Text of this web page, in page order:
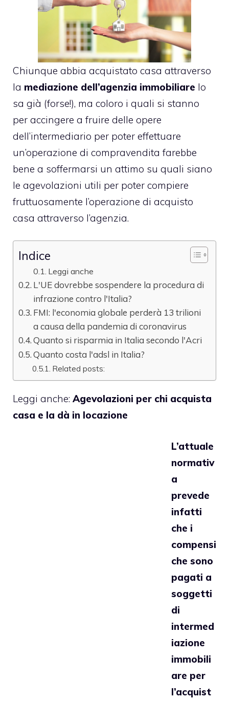
Chiunque abbia acquistato casa attraverso
la mediazione dell’agenzia immobiliare lo
sa già (forse!), ma coloro i quali si stanno
per accingere a fruire delle opere
dell’intermediario per poter effettuare
un’operazione di compravendita farebbe
bene a soffermarsi un attimo su quali siano
le agevolazioni utili per poter compiere
fruttuosamente l’operazione di acquisto
casa attraverso l’agenzia.
Indice
Leggi anche
L'UE dovrebbe sospendere la procedura di
infrazione contro l'Italia?
FMI: l'economia globale perderà 13 trilioni
a causa della pandemia di coronavirus
Quanto si risparmia in Italia secondo l'Acri
Quanto costa l'adsl in Italia?
Related posts:
Leggi anche: Agevolazioni per chi acquista
casa e la dà in locazione
L’attuale
normativ
a
prevede
infatti
che i
compensi
che sono
pagati a
soggetti
di
intermed
iazione
immobili
are per
l’acquist